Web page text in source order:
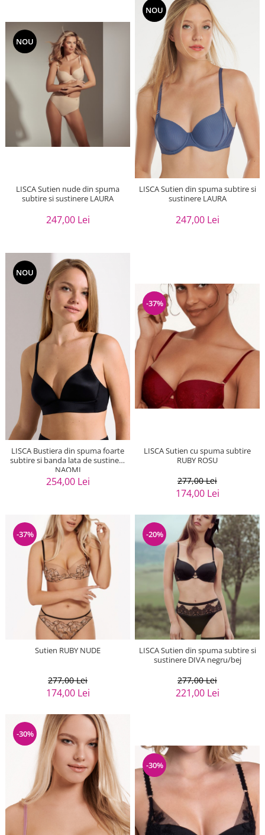
NOU
LISCA Sutien nude din spuma
subtire si sustinere LAURA
247,00 Lei
NOU
LISCA Sutien din spuma subtire si
sustinere LAURA
247,00 Lei
NOU
LISCA Bustiera din spuma foarte
subtire si banda lata de sustinere
NAOMI
254,00 Lei
-37%
LISCA Sutien cu spuma subtire
RUBY ROSU
277,00 Lei
174,00 Lei
-37%
Sutien RUBY NUDE
277,00 Lei
174,00 Lei
-20%
LISCA Sutien din spuma subtire si
sustinere DIVA negru/bej
277,00 Lei
221,00 Lei
-30%
-30%